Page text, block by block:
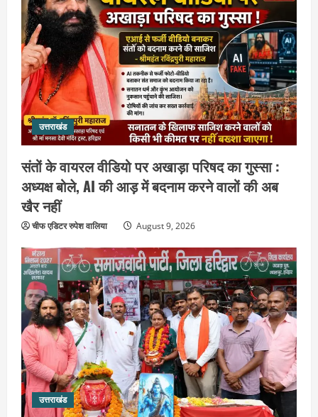
उत्तराखंड
संतों के वायरल वीडियो पर अखाड़ा परिषद का गुस्सा :
अध्यक्ष बोले, AI की आड़ में बदनाम करने वालों की अब
खैर नहीं
चीफ एडिटर रुपेश वालिया August 9, 2026
उत्तराखंड
2
उत्तराखंड
गंगाजल लेकर इटावा निकलीं सुमन देवी,
अखिलेश यादव को CM बनाने का लिया संकल्प :
हरकी पैड़ी से जल लेकर पहुंचेंगी इटावा,
केदारेश्वर मंदिर में करेंगी जलाभिषेक
August 9, 2026